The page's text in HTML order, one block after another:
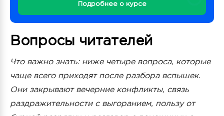
Подробнее о курсе
Вопросы читателей
Что важно знать: ниже четыре вопроса, которые
чаще всего приходят после разбора вспышек.
Они закрывают вечерние конфликты, связь
раздражительности с выгоранием, пользу от